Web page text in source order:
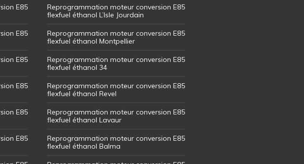
E85
E85
E85
E85
E85
E85
Reprogrammation moteur conversion E85
flexfuel éthanol L’Isle Jourdain
Reprogrammation moteur conversion E85
flexfuel éthanol Montpellier
Reprogrammation moteur conversion E85
flexfuel éthanol 34
Reprogrammation moteur conversion E85
flexfuel éthanol Revel
Reprogrammation moteur conversion E85
flexfuel éthanol Lavaur
Reprogrammation moteur conversion E85
flexfuel éthanol Balma